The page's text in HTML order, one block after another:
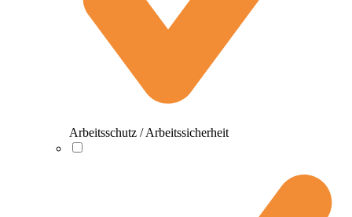
Arbeitsschutz / Arbeitssicherheit